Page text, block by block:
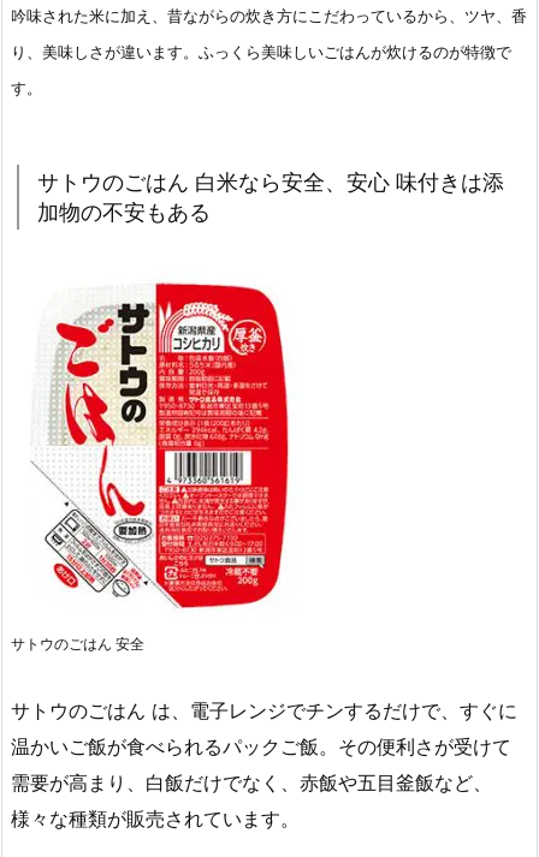
吟味された米に加え、昔ながらの炊き方にこだわっているから、ツヤ、香
り、美味しさが違います。ふっくら美味しいごはんが炊けるのが特徴で
す。
サトウのごはん 白米なら安全、安心 味付きは添
加物の不安もある
サトウのごはん 安全
サトウのごはん は、電子レンジでチンするだけで、すぐに
温かいご飯が食べられるパックご飯。その便利さが受けて
需要が高まり、白飯だけでなく、赤飯や五目釜飯など、
様々な種類が販売されています。